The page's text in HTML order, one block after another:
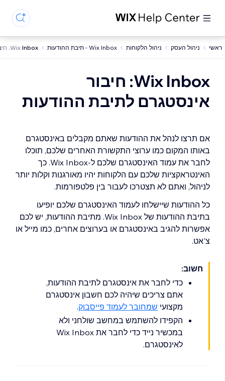
ראשי ניהול העסק ניהול הלקוחות Wix Inbox - תיבת ההודעות Wix Inbox: חיבור אינסטגרם לתיבת ההודעות
Wix Inbox: חיבור
אינסטגרם לתיבת ההודעות
אם תרצו לנהל את ההודעות שאתם מקבלים באינסטגרם
באותו המקום כמו ערוצי התקשורת האחרים שלכם, תוכלו
לחבר את עמוד האינסטגרם שלכם ל-Wix Inbox. כך
האינטראקציות שלכם עם הלקוחות יהיו מאורגנות וקלות יותר
לניהול, ואתם לא תצטרכו לעבור בין פלטפורמות.
כל ההודעות שיישלחו לעמוד האינסטגרם שלכם יופיעו
בתיבת ההודעות של Wix Inbox. מתיבת ההודעות, יש לכם
אפשרות להגיב באינסטגרם או בערוצים אחרים, כמו מייל או
צ'אט.
חשוב:
כדי לחבר את אינסטגרם לתיבת ההודעות,
אתם צריכים שיהיה לכם חשבון אינסטגרם
מקצועי שמחובר לעמוד פייסבוק.
הקפידו להשתמש במחשב שולחני ולא
במכשיר נייד כדי לחבר את Wix Inbox
לאינסטגרם.